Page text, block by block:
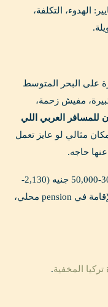
اختارتها بعناية بناءً على 5 معايير: الهدوء، التكلفة،
على البحر المتوسط
كبيرة، مفيش زحمة،
للمسافر العربي اللي
مثالي لو عايز تعمل
حاجه.
حوالي 30,000-50,000 جنيه (2,130-
3,560 ريال / 2,000-3,300 درهم) شامل الإقامة في pension محلي،
المخفية.